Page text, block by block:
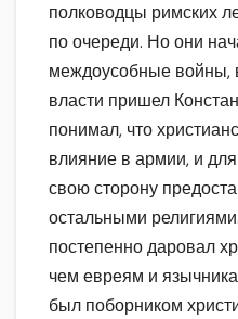
полководцы римских
по очереди. Но они
междоусобные войны,
власти пришел
понимал, что
влияние в армии, и
свою сторону
остальными
постепенно даровал
чем евреям и
был поборником